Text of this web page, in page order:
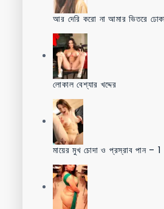
আর দেরি করো না আমার ভিতরে
লোকাল বেশ্যার খদ্দের
মায়ের মুখ চোদা ও প্রস্রাব পান – 1